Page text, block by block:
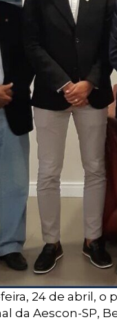
24 de abril, o
da Aescon-SP,